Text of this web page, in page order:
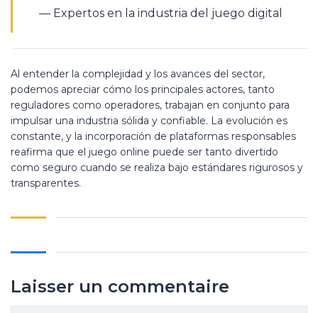
— Expertos en la industria del juego digital
Al entender la complejidad y los avances del sector,
podemos apreciar cómo los principales actores, tanto
reguladores como operadores, trabajan en conjunto para
impulsar una industria sólida y confiable. La evolución es
constante, y la incorporación de plataformas responsables
reafirma que el juego online puede ser tanto divertido
como seguro cuando se realiza bajo estándares rigurosos y
transparentes.
Laisser un commentaire